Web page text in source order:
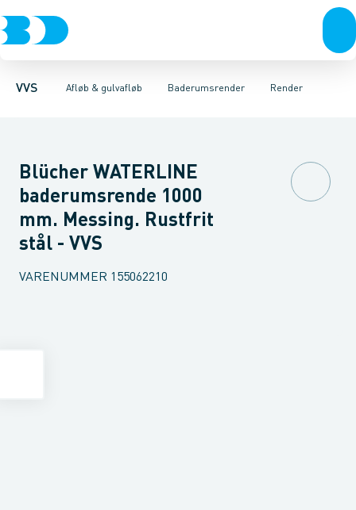
VVS Afløb & gulvafløb
Rør & fittings Pressfittings & rørKuglehaner & ventiler
Baderumsrender
Gulvafløb rustfriGulvafløb plastBaderumsrenderVandlåse &
Render
Render RammerRisteUdløbshusVandlåseForhøjerstykker &
Blücher WATERLINE
baderumsrende 1000
mm. Messing. Rustfrit
stål - VVS
VARENUMMER 155062210